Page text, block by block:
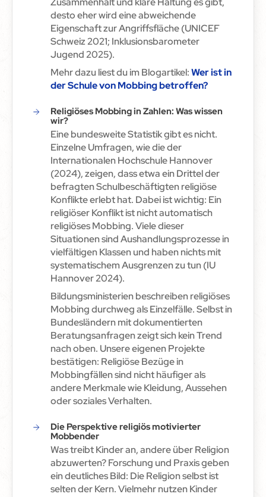
desto eher wird eine abweichende
Eigenschaft zur Angriffsfläche (UNICEF
Schweiz 2021; Inklusionsbarometer
Jugend 2025).
Mehr dazu liest du im Blogartikel:Wer ist in
der Schule von Mobbing betroffen?
Religiöses Mobbing in Zahlen: Was wissen
wir?
Eine bundesweite Statistik gibt es nicht.
Einzelne Umfragen, wie die der
Internationalen Hochschule Hannover
(2024), zeigen, dass etwa ein Drittel der
befragten Schulbeschäftigten religiöse
Konflikte erlebt hat. Dabei ist wichtig: Ein
religiöser Konflikt ist nicht automatisch
religiöses Mobbing. Viele dieser
Situationen sind Aushandlungsprozesse in
vielfältigen Klassen und haben nichts mit
systematischem Ausgrenzen zu tun (IU
Hannover 2024).
Bildungsministerien beschreiben religiöses
Mobbing durchweg als Einzelfälle. Selbst in
Bundesländern mit dokumentierten
Beratungsanfragen zeigt sich kein Trend
nach oben. Unsere eigenen Projekte
bestätigen: Religiöse Bezüge in
Mobbingfällen sind nicht häufiger als
andere Merkmale wie Kleidung, Aussehen
oder soziales Verhalten.
Die Perspektive religiös motivierter
Mobbender
Was treibt Kinder an, andere über Religion
abzuwerten? Forschung und Praxis geben
ein deutliches Bild: Die Religion selbst ist
selten der Kern. Vielmehr nutzen Kinder